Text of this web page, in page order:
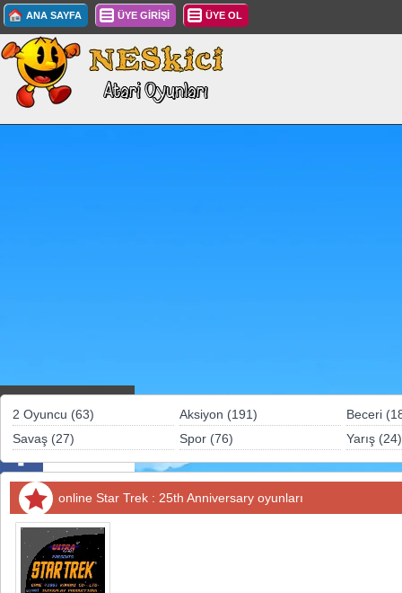
ANA SAYFA ÜYE GİRİŞİ ÜYE OL
Sosyal
Facebook
Twitter
Instagram
Pinterest
2 Oyuncu (63) Aksiyon (191)
Beceri
Savaş (27)
Spor (76) Yarış (24)
online Star Trek : 25th Anniversary oyunları